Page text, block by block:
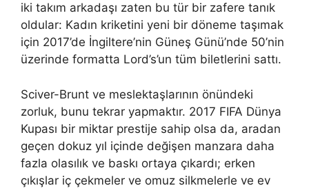
iki takım arkadaşı zaten bu tür bir zafere tanık
oldular: Kadın kriketini yeni bir döneme taşımak
için 2017’de İngiltere’nin Güneş Günü’nde 50’nin
üzerinde formatta Lord’s’un tüm biletlerini sattı.
Sciver-Brunt ve meslektaşlarının önündeki
zorluk, bunu tekrar yapmaktır. 2017 FIFA Dünya
Kupası bir miktar prestije sahip olsa da, aradan
geçen dokuz yıl içinde değişen manzara daha
fazla olasılık ve baskı ortaya çıkardı; erken
çıkışlar iç çekmeler ve omuz silkmelerle ve ev